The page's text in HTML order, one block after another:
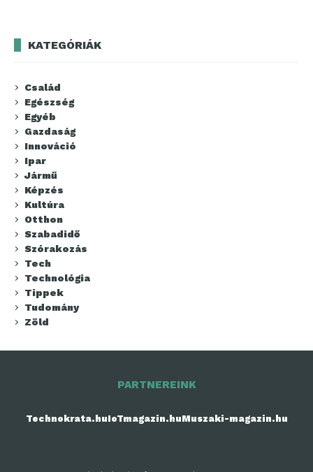
KATEGÓRIÁK
Család
Egészség
Egyéb
Gazdaság
Innováció
Ipar
Jármű
Képzés
Kultúra
Otthon
Szabadidő
Szórakozás
Tech
Technológia
Tippek
Tudomány
Zöld
PARTNEREINK
Technokrata.huIoTmagazin.huMuszaki-magazin.hu